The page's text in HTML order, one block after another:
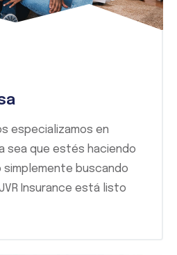
especializamos en
sea que estés haciendo
simplemente buscando
Insurance está listo